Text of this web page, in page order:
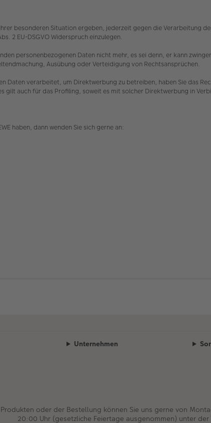
besonderen Situation ergeben, jederzeit gegen die
2 EU-DSGVO Widerspruch einzulegen.
personenbezogenen Daten nicht mehr, es sei denn, er kann
Ausübung oder Verteidigung von Rechtsansprüchen.
Daten verarbeitet, um Direktwerbung zu betreiben, haben Sie das
gilt auch für das Profiling, soweit es mit solcher Direktwerbung in
haben, dann wenden Sie sich gerne an:
Unternehmen
Produkten oder der Bestellung können Sie uns gerne von
20:00 Uhr (gesetzliche Feiertage ausgenommen) unter